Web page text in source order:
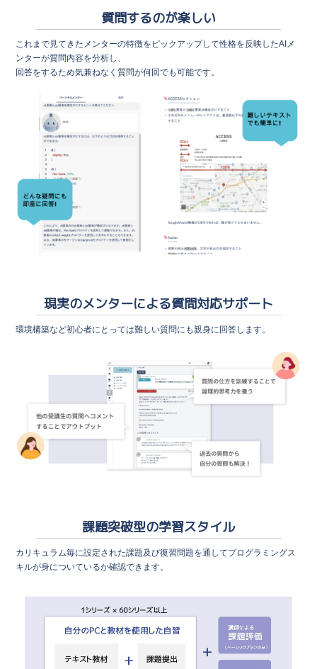
質問するのが楽しい
これまで見てきたメンターの特徴をピックアップして性格を反映したAIメ
ンターが質問内容を分析し、
回答をするため気兼ねなく質問が何回でも可能です。
現実のメンターによる質問対応サポート
環境構築など初心者にとっては難しい質問にも親身に回答します。
課題突破型の学習スタイル
カリキュラム毎に設定された課題及び復習問題を通してプログラミングス
キルが身についているか確認できます。